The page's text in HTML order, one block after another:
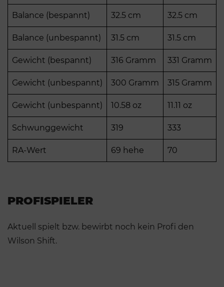
Balance (bespannt) 32.5 cm 32.5 cm
Balance (unbespannt) 31.5 cm 31.5 cm
Gewicht (bespannt) 316 Gramm 331 Gramm
Gewicht (unbespannt) 300 Gramm 315 Gramm
Gewicht (unbespannt) 10.58 oz 11.11 oz
Schwunggewicht 319 333
RA-Wert 69 hehe 70
PROFISPIELER
Aktuell spielt bzw. bewirbt noch kein Profi den
Wilson Shift.